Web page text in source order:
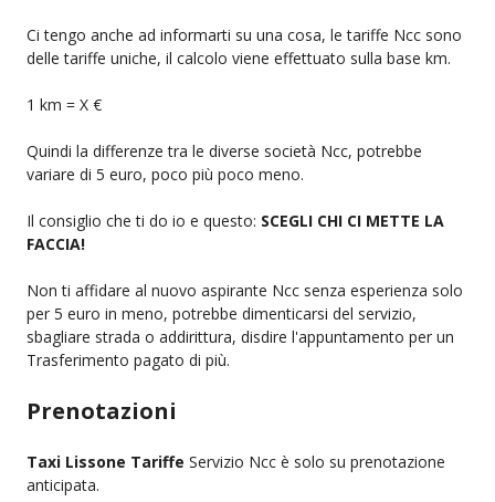
Ci tengo anche ad informarti su una cosa, le tariffe Ncc sono
delle tariffe uniche, il calcolo viene effettuato sulla base km.
1 km = X €
Quindi la differenze tra le diverse società Ncc, potrebbe
variare di 5 euro, poco più poco meno.
Il consiglio che ti do io e questo: SCEGLI CHI CI METTE LA
FACCIA!
Non ti affidare al nuovo aspirante Ncc senza esperienza solo
per 5 euro in meno, potrebbe dimenticarsi del servizio,
sbagliare strada o addirittura, disdire l'appuntamento per un
Trasferimento pagato di più.
Prenotazioni
Taxi Lissone Tariffe Servizio Ncc è solo su prenotazione
anticipata.